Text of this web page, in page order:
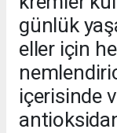
günlük
eller için
içerisinde